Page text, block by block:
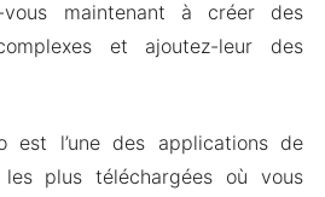
vous maintenant à créer des
et ajoutez-leur des
est l’une des applications de
plus téléchargées où vous